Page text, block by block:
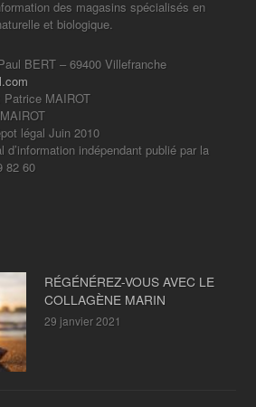
des magasins spécialisés en
et biologique.
BERT – 69400 Villefranche
Patrice MAIROT
légal Juin 2010
indépendant publié par la
82 60
RÉGÉNÉREZ-VOUS AVEC LE
COLLAGÈNE MARIN
29 janvier 2021